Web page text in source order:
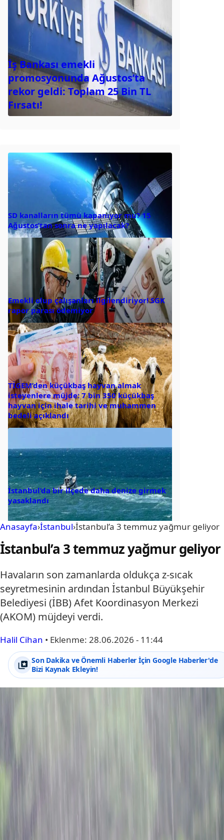
İş Bankası emekli
promosyonunda Ağustos’ta
rekor geldi: Toplam 25 Bin TL
Fırsatı!
SD kanalların tümü kapanıyor mu? 15
Ağustos’tan sonra ne yapılacak?
Emekli olup çalışanları ilgilendiriyor! SGK
rapor parası ödemiyor
TİGEM’den küçükbaş hayvan almak
isteyenlere müjde: 7 bin 350 küçükbaş
hayvan için ihale tarihi ve muhammen
bedeli açıklandı
İstanbul’da bir ilçede daha denize girmek
yasaklandı
Anasayfa›İstanbul›İstanbul’a 3 temmuz yağmur geliyor
İstanbul’a 3 temmuz yağmur geliyor
Havaların son zamanlarda oldukça z-sıcak
seyretmesinin ardından İstanbul Büyükşehir
Belediyesi (İBB) Afet Koordinasyon Merkezi
(AKOM) müjdeyi verdi.
Halil Cihan • Eklenme: 28.06.2026 - 11:44
Son Dakika ve Önemli Haberler İçin Google Haberler'de
Bizi Kaynak Ekleyin!